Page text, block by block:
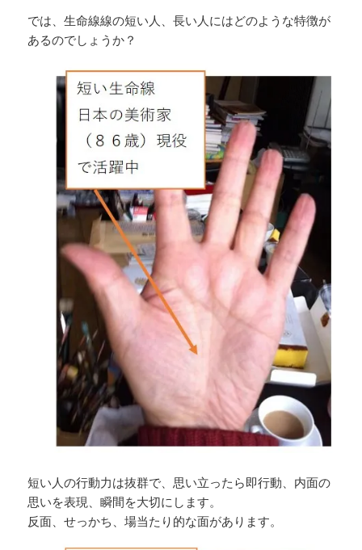
では、生命線線の短い人、長い人にはどのような特徴が
あるのでしょうか？
短い人の行動力は抜群で、思い立ったら即行動、内面の
思いを表現、瞬間を大切にします。
反面、せっかち、場当たり的な面があります。